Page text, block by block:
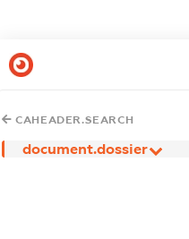
CAHEADER.SEARCH
document.dossier